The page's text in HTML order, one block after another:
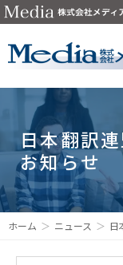
日本翻訳
お知らせ
ホーム ニュース 日